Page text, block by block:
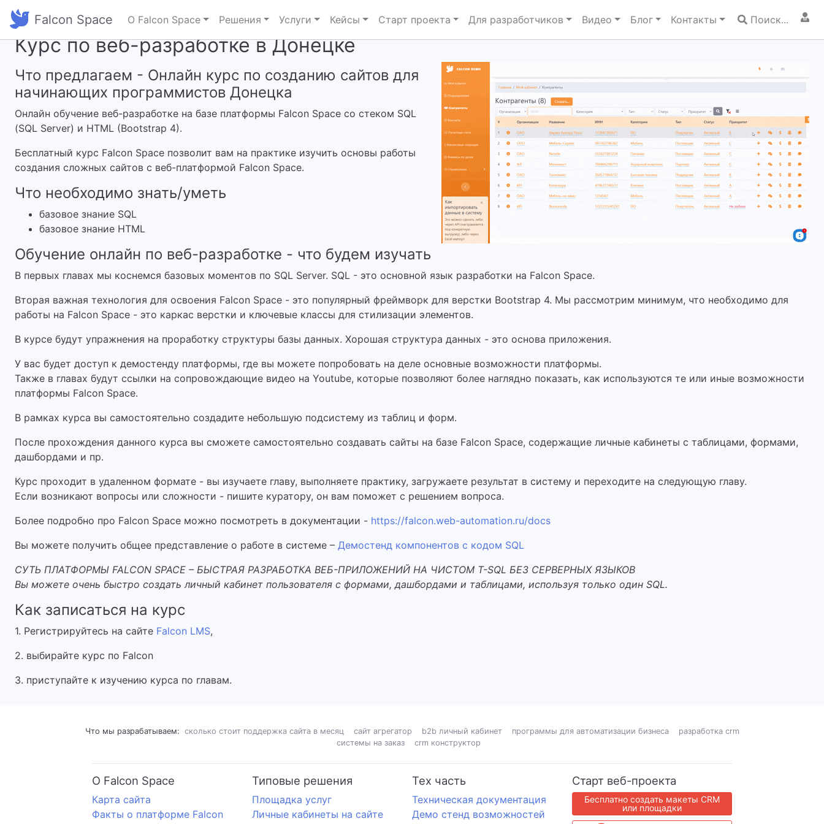
Falcon Space О Falcon Space Решения Услуги Кейсы Старт проекта Для разработчиков Видео Блог Контакты Поиск...
Курс по веб-разработке в Донецке
Что предлагаем - Онлайн курс по созданию сайтов для
начинающих программистов Донецка
Онлайн обучение веб-разработке на базе платформы Falcon Space со стеком SQL
(SQL Server) и HTML (Bootstrap 4).
Бесплатный курс Falcon Space позволит вам на практике изучить основы работы
создания сложных сайтов с веб-платформой Falcon Space.
Что необходимо знать/уметь
базовое знание SQL
базовое знание HTML
Обучение онлайн по веб-разработке - что будем изучать
В первых главах мы коснемся базовых моментов по SQL Server. SQL - это основной язык разработки на Falcon Space.
Вторая важная технология для освоения Falcon Space - это популярный фреймворк для верстки Bootstrap 4. Мы рассмотрим минимум, что необходимо для
работы на Falcon Space - это каркас верстки и ключевые классы для стилизации элементов.
В курсе будут упражнения на проработку структуры базы данных. Хорошая структура данных - это основа приложения.
У вас будет доступ к демостенду платформы, где вы можете попробовать на деле основные возможности платформы.
Также в главах будут ссылки на сопровождающие видео на Youtube, которые позволяют более наглядно показать, как используются те или иные возможности
платформы Falcon Space.
В рамках курса вы самостоятельно создадите небольшую подсистему из таблиц и форм.
После прохождения данного курса вы сможете самостоятельно создавать сайты на базе Falcon Space, содержащие личные кабинеты с таблицами, формами,
дашбордами и пр.
Курс проходит в удаленном формате - вы изучаете главу, выполняете практику, загружаете результат в систему и переходите на следующую главу.
Если возникают вопросы или сложности - пишите куратору, он вам поможет с решением вопроса.
Более подробно про Falcon Space можно посмотреть в документации - https://falcon.web-automation.ru/docs
Вы можете получить общее представление о работе в системе – Демостенд компонентов с кодом SQL
СУТЬ ПЛАТФОРМЫ FALCON SPACE – БЫСТРАЯ РАЗРАБОТКА ВЕБ-ПРИЛОЖЕНИЙ НА ЧИСТОМ T-SQL БЕЗ СЕРВЕРНЫХ ЯЗЫКОВ
Вы можете очень быстро создать личный кабинет пользователя с формами, дашбордами и таблицами, используя только один SQL.
Как записаться на курс
1. Регистрируйтесь на сайте Falcon LMS,
2. выбирайте курс по Falcon
3. приступайте к изучению курса по главам.
Что мы разрабатываем: сколько стоит поддержка сайта в месяц сайт агрегатор b2b личный кабинет программы для автоматизации бизнеса
разработка crm
системы на заказ
crm конструктор
О Falcon Space
Карта сайта
Факты о платформе Falcon
Типовые решения
Площадка услуг
Личные кабинеты на сайте
Тех часть
Техническая документация
Демо стенд возможностей
Старт веб-проекта
Бесплатно создать макеты CRM
или площадки